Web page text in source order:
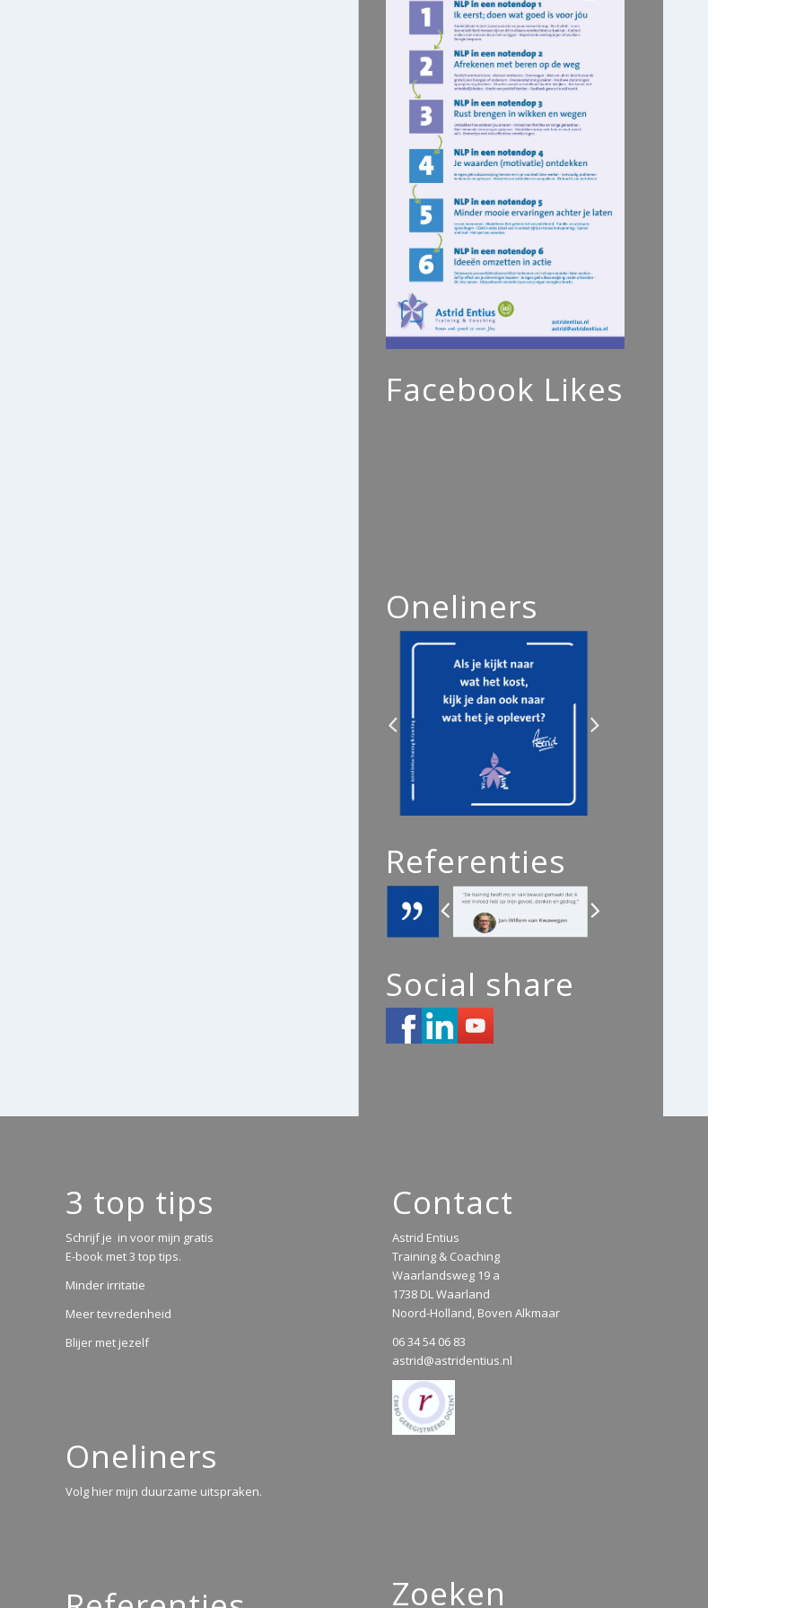
Facebook Likes
Oneliners
Referenties
Social share
3 top tips
Schrijf je in voor mijn gratis
E-book met 3 top tips.
Minder irritatie
Meer tevredenheid
Blijer met jezelf
Oneliners
Volg hier mijn duurzame uitspraken.
Contact
Astrid Entius
Training & Coaching
Waarlandsweg 19 a
1738 DL Waarland
Noord-Holland, Boven Alkmaar
06 34 54 06 83
astrid@astridentius.nl
Zoeken